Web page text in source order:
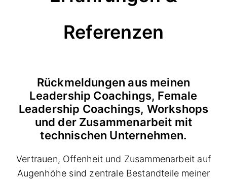
Referenzen
Rückmeldungen aus meinen
Leadership Coachings, Female
Leadership Coachings, Workshops
und der Zusammenarbeit mit
technischen Unternehmen.
Vertrauen, Offenheit und Zusammenarbeit auf
Augenhöhe sind zentrale Bestandteile meiner